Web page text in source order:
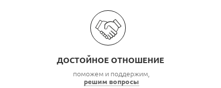
ДОСТОЙНОЕ ОТНОШЕНИЕ
поможем и поддержим,
решим вопросы